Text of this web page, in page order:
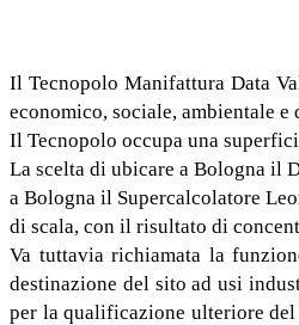
Il Tecnopolo Manifattura Data
economico, sociale, ambientale
Il Tecnopolo occupa una
La scelta di ubicare a Bologna il
a Bologna il Supercalcolatore
di scala, con il risultato di
Va tuttavia richiamata la
destinazione del sito ad usi
per la qualificazione ulteriore del